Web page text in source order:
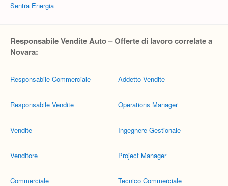
Sentra Energia
Responsabile Vendite Auto – Offerte di lavoro correlate a
Novara:
Responsabile Commerciale
Responsabile Vendite
Vendite
Venditore
Commerciale
Addetto Vendite
Operations Manager
Ingegnere Gestionale
Project Manager
Tecnico Commerciale